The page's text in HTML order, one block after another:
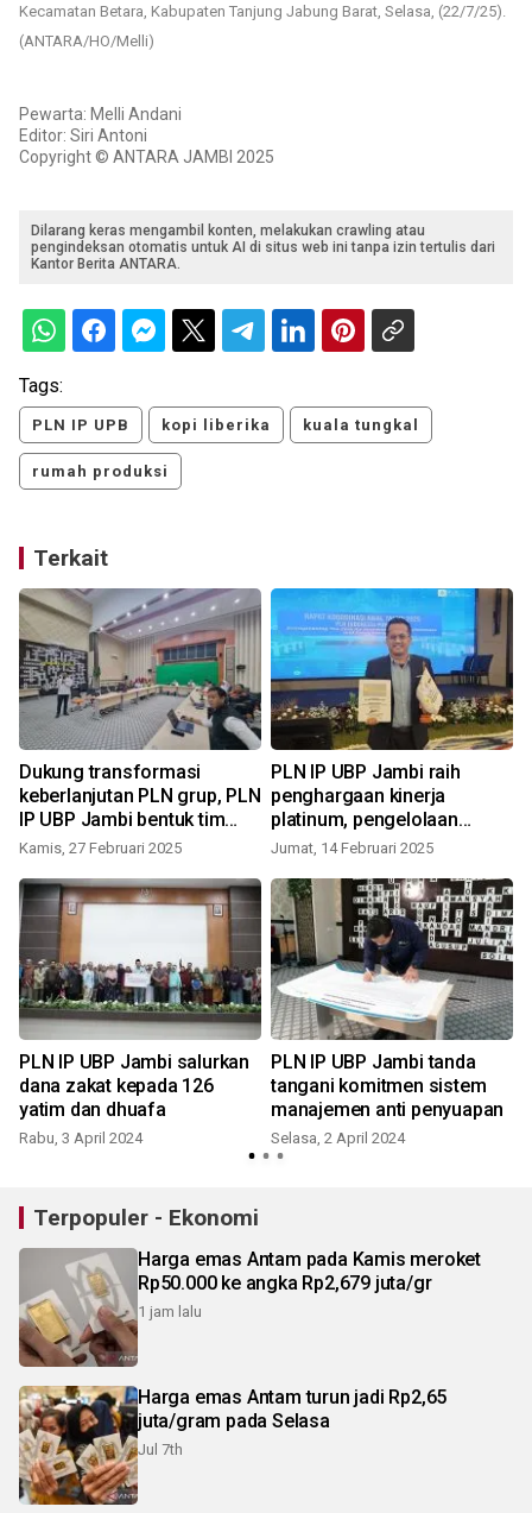
Kecamatan Betara, Kabupaten Tanjung Jabung Barat, Selasa, (22/7/25).
(ANTARA/HO/Melli)
Pewarta: Melli Andani
Editor: Siri Antoni
Copyright © ANTARA JAMBI 2025
Dilarang keras mengambil konten, melakukan crawling atau
pengindeksan otomatis untuk AI di situs web ini tanpa izin tertulis dari
Kantor Berita ANTARA.
Tags:
PLN IP UPB kopi liberika kuala tungkal
rumah produksi
Terkait
Dukung transformasi
keberlanjutan PLN grup, PLN
IP UBP Jambi bentuk tim
Beyond kWh
Kamis, 27 Februari 2025
PLN IP UBP Jambi raih
penghargaan kinerja
platinum, pengelolaan
komunikasi & TJSL serta
Jumat, 14 Februari 2025
PLN IP UBP Jambi salurkan
dana zakat kepada 126
yatim dan dhuafa
Rabu, 3 April 2024
PLN IP UBP Jambi tanda
tangani komitmen sistem
manajemen anti penyuapan
Selasa, 2 April 2024
Terpopuler - Ekonomi
Harga emas Antam pada Kamis meroket
Rp50.000 ke angka Rp2,679 juta/gr
1 jam lalu
Harga emas Antam turun jadi Rp2,65
juta/gram pada Selasa
Jul 7th